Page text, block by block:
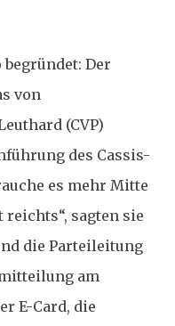
Der
von
(CVP)
des Cassis-
es mehr Mitte
reichts“, sagten sie
die Parteileitung
am
E-Card, die